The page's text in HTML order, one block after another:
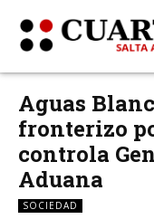
Aguas
fronterizo
controla
Aduana
SOCIEDAD